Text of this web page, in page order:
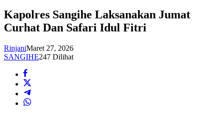
Kapolres Sangihe Laksanakan Jumat
Curhat Dan Safari Idul Fitri
RinjaniMaret 27, 2026
SANGIHE247 Dilihat